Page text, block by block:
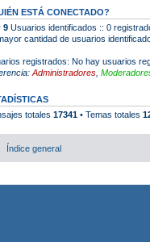
ESTÁ CONECTADO?
9 Usuarios identificados :: 0
cantidad de usuarios
registrados: No hay usuarios
Administradores
totales 17341 • Temas totales
Índice general